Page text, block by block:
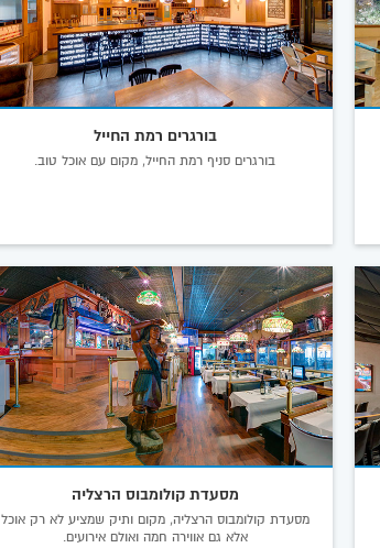
בורגרים רמת החייל
בורגרים סניף רמת החייל, מקום עם אוכל טוב.
מסעדת קולומבוס הרצליה
מסעדת קולומבוס הרצליה, מקום ותיק שמציע לא רק אוכל
אלא גם אווירה חמה ואולם אירועים.